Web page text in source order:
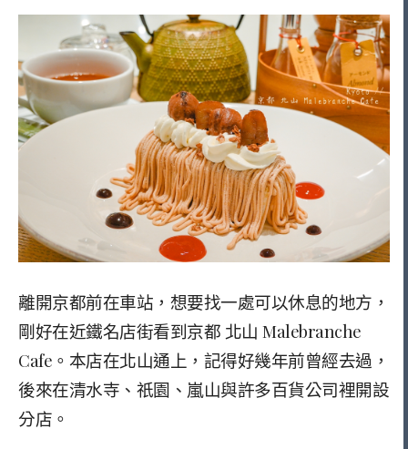
離開京都前在車站，想要找一處可以休息的地方，
剛好在近鐵名店街看到京都 北山 Malebranche
Cafe。 本店在北山通上，記得好幾年前曾經去過，
後來在清水寺、祇園、嵐山與許多百貨公司裡開設
分店。